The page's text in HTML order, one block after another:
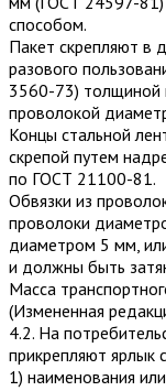
способом.
Пакет скрепляют в
разового
3560-73) толщиной
проволокой
Концы стальной
скре­пой путем
по ГОСТ 21100-81.
Обвязки из
проволоки
диаметром 5 мм,
и должны быть
Масса
(Измененная
4.2. На
прикрепляют ярлык
1) наименования